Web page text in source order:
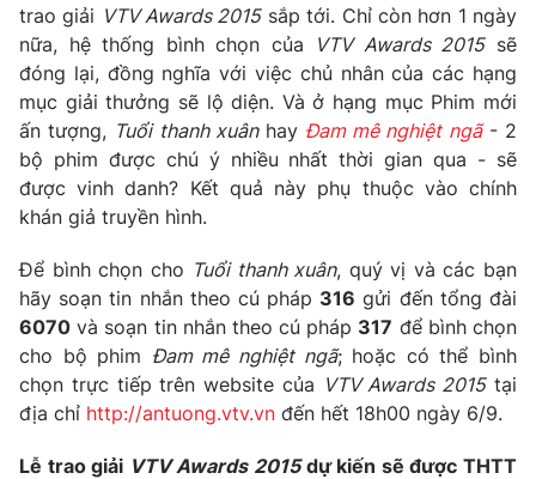
VTV Sức khoẻ Bất động sản
Thị trường 24h Tấm lòng Việt
VTV4 Vươn mình bằng AI
VTV9 VTV8
Liên hệ tòa soạn English
THỜI BÁO VTV
trao giải VTV Awards 2015sắp tới. Chỉ còn hơn 1 ngày
nữa, hệ thống bình chọn của
VTV Awards 2015sẽ
đóng lại, đồng nghĩa với việc chủ nhân của các hạng
mục giải thưởng sẽ lộ diện. Và ở hạng mục Phim mới
ấn tượng, Tuổi thanh xuânhay Đam mê nghiệt ngã- 2
bộ phim được chú ý nhiều nhất thời gian qua - sẽ
được vinh danh? Kết quả này phụ thuộc vào chính
khán giả truyền hình.
Để bình chọn cho Tuổi thanh xuân, quý vị và các bạn
hãy soạn tin nhắn theo cú pháp 316 gửi đến tổng đài
6070 và soạn tin nhắn theo cú pháp 317 để bình chọn
cho bộ phim Đam mê nghiệt ngã; hoặc có thể bình
chọn trực tiếp trên website của VTV Awards 2015tại
địa chỉ http://antuong.vtv.vn đến hết 18h00 ngày 6/9.
Lễ trao giải VTV Awards 2015dự kiến sẽ được THTT